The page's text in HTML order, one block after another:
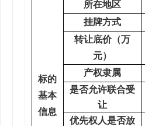
标的
基本
信息
所在地区
挂牌方式
转让底价（万
元）
产权隶属
是否允许联合受
让
优先权人是否放